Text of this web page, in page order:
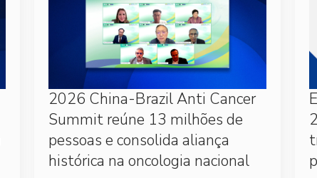
2026 China-Brazil Anti Cancer
Summit reúne 13 milhões de
pessoas e consolida aliança
histórica na oncologia nacional